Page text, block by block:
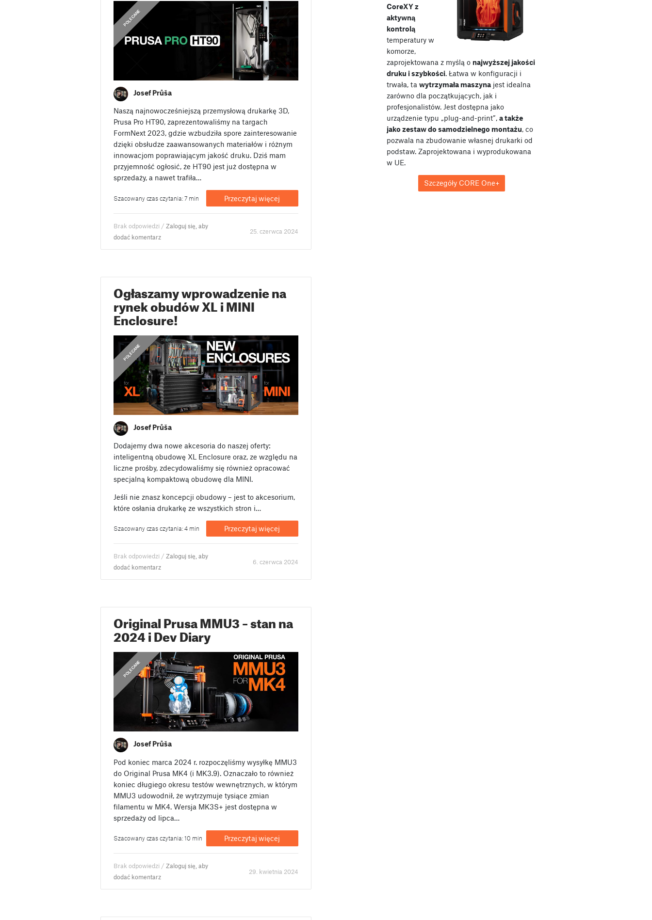
OGŁOSZENIA
POLECANE
Josef Průša
Naszą najnowocześniejszą przemysłową drukarkę 3D,
Prusa Pro HT90, zaprezentowaliśmy na targach
FormNext 2023, gdzie wzbudziła spore zainteresowanie
dzięki obsłudze zaawansowanych materiałów i różnym
innowacjom poprawiającym jakość druku. Dziś mam
przyjemność ogłosić, że HT90 jest już dostępna w
sprzedaży, a nawet trafiła…
Szacowany czas czytania: 7 min Przeczytaj więcej
Brak odpowiedzi /Zaloguj się, aby
dodać komentarz
25. czerwca 2024
Ogłaszamy wprowadzenie na
rynek obudów XL i MINI
Enclosure!
OGŁOSZENIA
POLECANE
OGŁOSZENIA
POLECANE
Josef Průša
Dodajemy dwa nowe akcesoria do naszej oferty:
inteligentną obudowę XL Enclosure oraz, ze względu na
liczne prośby, zdecydowaliśmy się również opracować
specjalną kompaktową obudowę dla MINI.
Jeśli nie znasz koncepcji obudowy – jest to akcesorium,
które osłania drukarkę ze wszystkich stron i…
Szacowany czas czytania: 4 min Przeczytaj więcej
Brak odpowiedzi /Zaloguj się, aby
dodać komentarz
6. czerwca 2024
Original Prusa MMU3 – stan na
2024 i Dev Diary
DEV DIARIES
POLECANE
Josef Průša
Pod koniec marca 2024 r. rozpoczęliśmy wysyłkę MMU3
do Original Prusa MK4 (i MK3.9). Oznaczało to również
koniec długiego okresu testów wewnętrznych, w którym
MMU3 udowodnił, że wytrzymuje tysiące zmian
filamentu w MK4. Wersja MK3S+ jest dostępna w
sprzedaży od lipca…
Szacowany czas czytania: 10 min Przeczytaj więcej
Brak odpowiedzi /Zaloguj się, aby
dodać komentarz
29. kwietnia 2024
CoreXY z
aktywną
kontrolą
temperatury w
komorze,
zaprojektowana z myślą o najwyższej jakości
druku i szybkości. Łatwa w konfiguracji i
trwała, ta wytrzymała maszynajest idealna
zarówno dla początkujących, jak i
profesjonalistów. Jest dostępna jako
urządzenie typu „plug-and-print”, a także
jako zestaw do samodzielnego montażu, co
pozwala na zbudowanie własnej drukarki od
podstaw. Zaprojektowana i wyprodukowana
w UE.
Szczegóły CORE One+